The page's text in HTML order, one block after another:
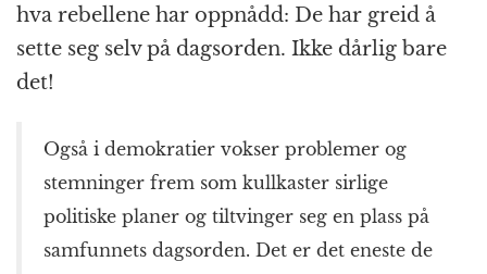
hva rebellene har oppnådd: De har greid å
sette seg selv på dagsorden. Ikke dårlig bare
det!
Også i demokratier vokser problemer og
stemninger frem som kullkaster sirlige
politiske planer og tiltvinger seg en plass på
samfunnets dagsorden. Det er det eneste de